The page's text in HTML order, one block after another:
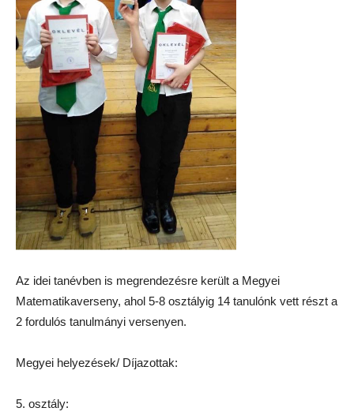
Az idei tanévben is megrendezésre került a Megyei
Matematikaverseny, ahol 5-8 osztályig 14 tanulónk vett részt a
2 fordulós tanulmányi versenyen.
Megyei helyezések/ Díjazottak:
5. osztály: